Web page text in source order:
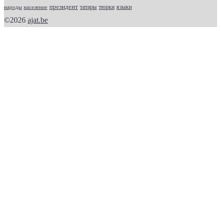
народы население президент татары тюрки языки
©2026 ajat.be